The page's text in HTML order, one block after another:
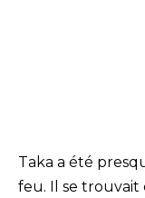
Taka a été
feu. Il se trouvait